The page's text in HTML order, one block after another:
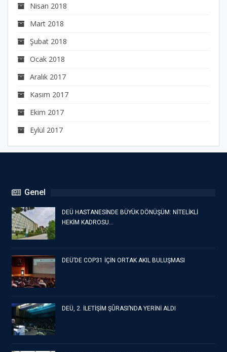
Nisan 2018
Mart 2018
Şubat 2018
Ocak 2018
Aralık 2017
Kasım 2017
Ekim 2017
Eylül 2017
Genel
DEÜ HASTANESİNDE BÜYÜK DÖNÜŞÜM: NİTELİKLİ
HEKİM KADROSU…
DEÜ’DE COP31 İÇİN ORTAK AKIL BULUŞMASI
DEÜ, 2. İLETİŞİM ŞÛRASI’NDA YERİNİ ALDI